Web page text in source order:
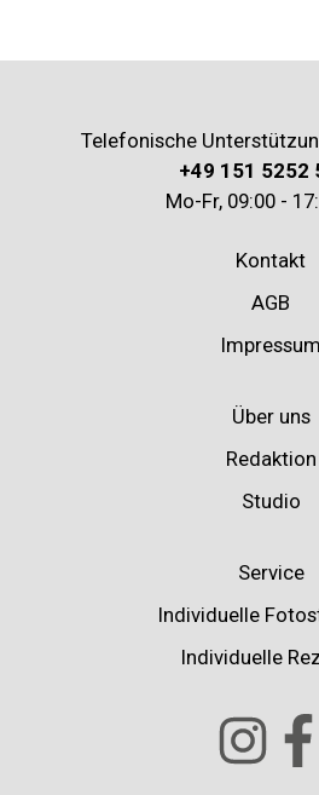
Telefonische
+49 151 5252
Mo-Fr, 09:00 -
Kontakt
AGB
Impressum
Über uns
Redaktion
Studio
Service
Individuelle
Individuelle